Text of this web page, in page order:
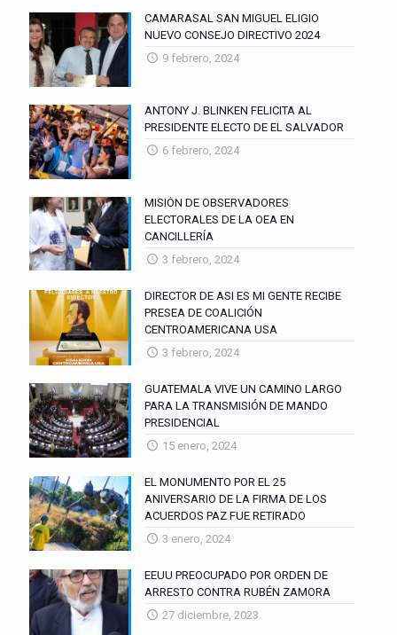
CAMARASAL SAN MIGUEL ELIGIO
NUEVO CONSEJO DIRECTIVO 2024
9 febrero, 2024
ANTONY J. BLINKEN FELICITA AL
PRESIDENTE ELECTO DE EL SALVADOR
6 febrero, 2024
MISIÓN DE OBSERVADORES
ELECTORALES DE LA OEA EN
CANCILLERÍA
3 febrero, 2024
DIRECTOR DE ASI ES MI GENTE RECIBE
PRESEA DE COALICIÓN
CENTROAMERICANA USA
3 febrero, 2024
GUATEMALA VIVE UN CAMINO LARGO
PARA LA TRANSMISIÓN DE MANDO
PRESIDENCIAL
15 enero, 2024
EL MONUMENTO POR EL 25
ANIVERSARIO DE LA FIRMA DE LOS
ACUERDOS PAZ FUE RETIRADO
3 enero, 2024
EEUU PREOCUPADO POR ORDEN DE
ARRESTO CONTRA RUBÉN ZAMORA
27 diciembre, 2023